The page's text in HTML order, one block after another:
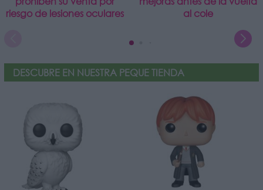
riesgo de lesiones oculares
al cole
DESCUBRE EN NUESTRA PEQUE TIENDA